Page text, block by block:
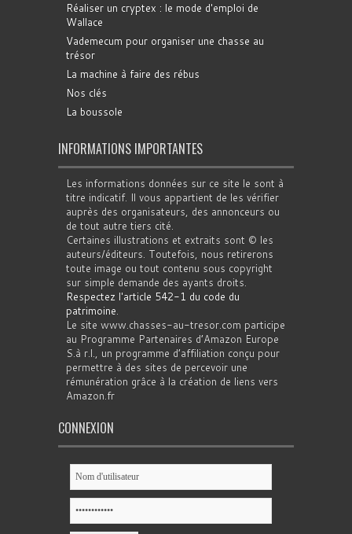
Réaliser un cryptex : le mode d'emploi de
Wallace
Vademecum pour organiser une chasse au
trésor
La machine à faire des rébus
Nos clés
La boussole
INFORMATIONS IMPORTANTES
Les informations données sur ce site le sont à
titre indicatif. Il vous appartient de les vérifier
auprès des organisateurs, des annonceurs ou
de tout autre tiers cité.
Certaines illustrations et extraits sont © les
auteurs/éditeurs. Toutefois, nous retirerons
toute image ou tout contenu sous copyright
sur simple demande des ayants droits.
Respectez l'article 542-1 du code du
patrimoine.
Le site www.chasses-au-tresor.com participe
au Programme Partenaires d’Amazon Europe
S.à r.l., un programme d’affiliation conçu pour
permettre à des sites de percevoir une
rémunération grâce à la création de liens vers
Amazon.fr
CONNEXION